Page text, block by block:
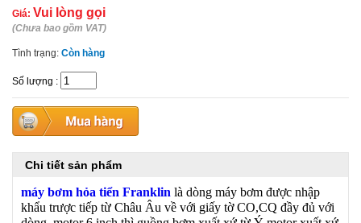
Giá: Vui lòng gọi
(Chưa bao gồm VAT)
Tình trạng: Còn hàng
Số lượng :
Chi tiết sản phẩm
máy bơm hỏa tiển Franklin là dòng máy bơm được nhập
khẩu trược tiếp từ Châu Âu về với giấy tờ CO,CQ đầy đủ với